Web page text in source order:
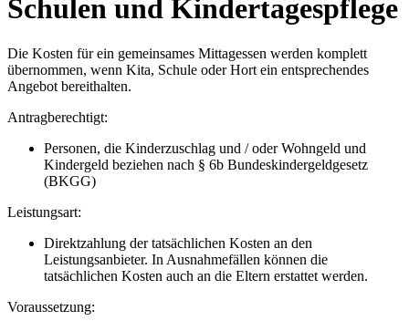
Schulen und Kindertagespflege
Die Kosten für ein gemeinsames Mittagessen werden komplett
übernommen, wenn Kita, Schule oder Hort ein entsprechendes
Angebot bereithalten.
Antragberechtigt:
Personen, die Kinderzuschlag und / oder Wohngeld und
Kindergeld beziehen nach § 6b Bundeskindergeldgesetz
(BKGG)
Leistungsart:
Direktzahlung der tatsächlichen Kosten an den
Leistungsanbieter. In Ausnahmefällen können die
tatsächlichen Kosten auch an die Eltern erstattet werden.
Voraussetzung: